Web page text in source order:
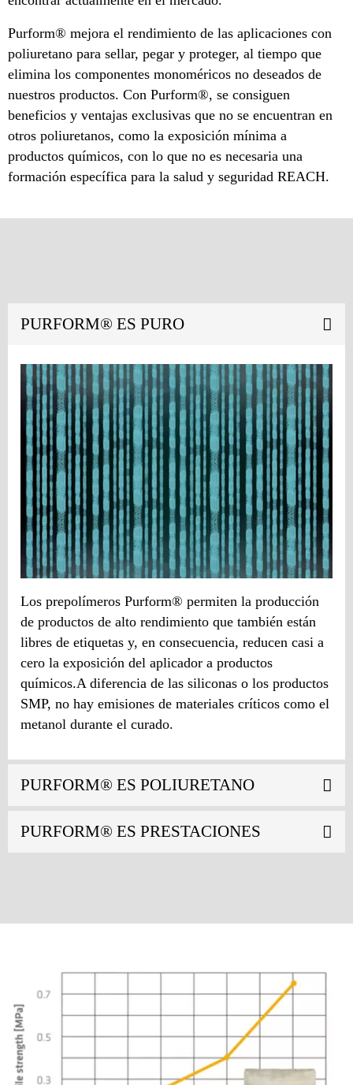
Purform® mejora el rendimiento de las aplicaciones con
poliuretano para sellar, pegar y proteger, al tiempo que
elimina los componentes monoméricos no deseados de
nuestros productos. Con Purform®, se consiguen
beneficios y ventajas exclusivas que no se encuentran en
otros poliuretanos, como la exposición mínima a
productos químicos, con lo que no es necesaria una
formación específica para la salud y seguridad REACH.
PURFORM® ES PURO
Los prepolímeros Purform® permiten la producción
de productos de alto rendimiento que también están
libres de etiquetas y, en consecuencia, reducen casi a
cero la exposición del aplicador a productos
químicos.A diferencia de las siliconas o los productos
SMP, no hay emisiones de materiales críticos como el
metanol durante el curado.
PURFORM® ES POLIURETANO
PURFORM® ES PRESTACIONES